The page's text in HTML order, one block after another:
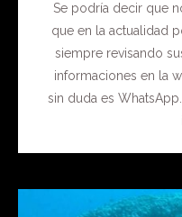
Se podría decir que
que en la actualidad
siempre revisando
informaciones en la
sin duda es